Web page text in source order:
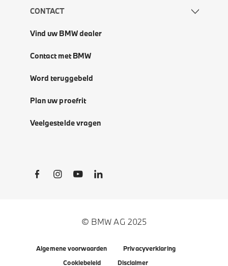
CONTACT
Vind uw BMW dealer
Contact met BMW
Word teruggebeld
Plan uw proefrit
Veelgestelde vragen
Social Links
© BMW AG 2025
Algemene voorwaarden
Privacyverklaring
Cookiebeleid
Disclaimer